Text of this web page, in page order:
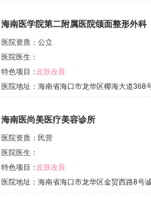
海南医学院第二附属医院颌面整形外科
医院资质：公立
医院医生：
特色项目：皮肤改善
医院地址：海南省海口市龙华区椰海大道368
海南医尚美医疗美容诊所
医院资质：民营
医院医生：
特色项目：皮肤改善
医院地址：海南省海口市龙华区金贸西路8号